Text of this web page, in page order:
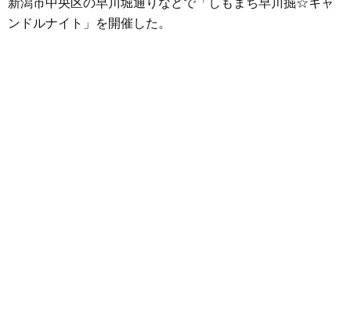
ンドルナイト」を開催した。